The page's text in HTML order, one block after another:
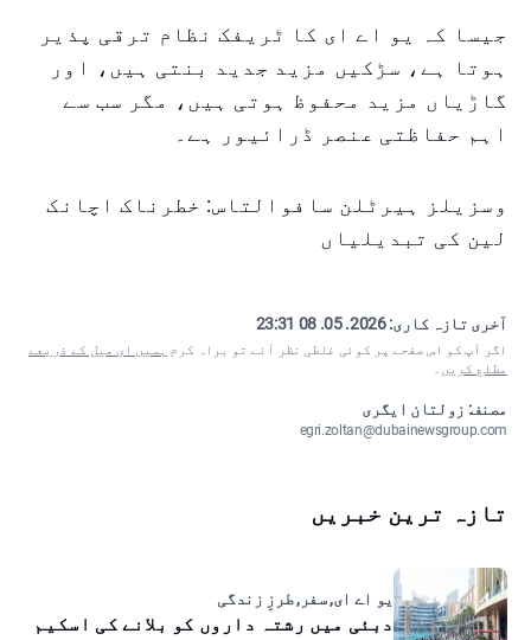
جیسا کہ یو اے ای کا ٹریفک نظام ترقی پذیر
ہوتا ہے، سڑکیں مزید جدید بنتی ہیں، اور
گاڑیاں مزید محفوظ ہوتی ہیں، مگر سب سے
اہم حفاظتی عنصر ڈرائیور ہے۔
وسزیلز ہیرٹلن سافوالتاس: خطرناک اچانک
لین کی تبدیلیاں
آخری تازہ کاری:2026. 05. 08 23:31
اگر آپ کو اس صفحے پر کوئی غلطی نظر آئے تو براہ کرم ہمیں ای میل کے ذریعے
مطلع کریں ۔
مصنف: زولتان ایگری
egri.zoltan@dubainewsgroup.com
تازہ ترین خبریں
یو اے ای, سفر, طرزِ زندگی
دبئی میں رشتہ داروں کو بلانے کی اسکیم